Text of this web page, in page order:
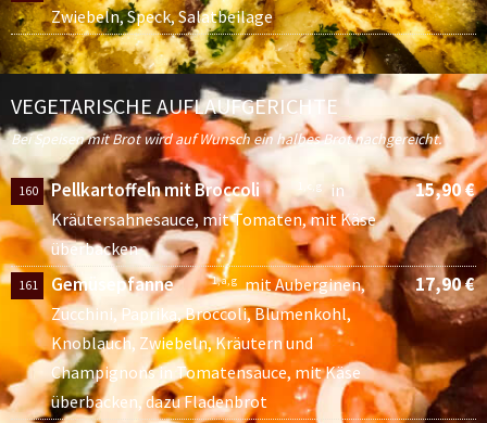
Zwiebeln, Speck, Salatbeilage
VEGETARISCHE AUFLAUFGERICHTE
Bei Speisen mit Brot wird auf Wunsch ein halbes Brot nachgereicht.
160 Pellkartoffeln mit Broccoli 1, c, g
in
Kräutersahnesauce, mit Tomaten, mit Käse
überbacken
15,90 €
161 Gemüsepfanne 1, a, g mit Auberginen,
Zucchini, Paprika, Broccoli, Blumenkohl,
Knoblauch, Zwiebeln, Kräutern und
Champignons in Tomatensauce, mit Käse
überbacken, dazu Fladenbrot
17,90 €